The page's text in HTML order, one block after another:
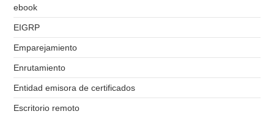
ebook
EIGRP
Emparejamiento
Enrutamiento
Entidad emisora de certificados
Escritorio remoto